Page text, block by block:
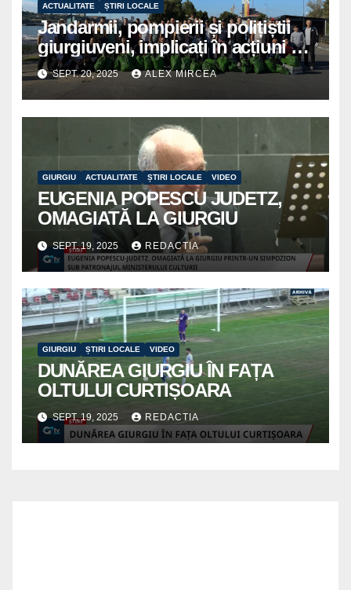
ACTUALITATE ȘTIRI LOCALE
Jandarmii, pompierii și polițiștii
giurgiuveni, implicați în acțiuni de
voluntariat pentru un oraș mai
curat
SEPT. 20, 2025 ALEX MIRCEA
GIURGIU ACTUALITATE ȘTIRI LOCALE VIDEO
EUGENIA POPESCU JUDETZ,
OMAGIATĂ LA GIURGIU
SEPT. 19, 2025 REDACTIA
GIURGIU ȘTIRI LOCALE VIDEO
DUNĂREA GIURGIU ÎN FAȚA
OLTULUI CURTIȘOARA
SEPT. 19, 2025 REDACTIA